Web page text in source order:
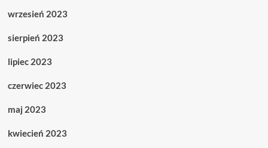
wrzesień 2023
sierpień 2023
lipiec 2023
czerwiec 2023
maj 2023
kwiecień 2023